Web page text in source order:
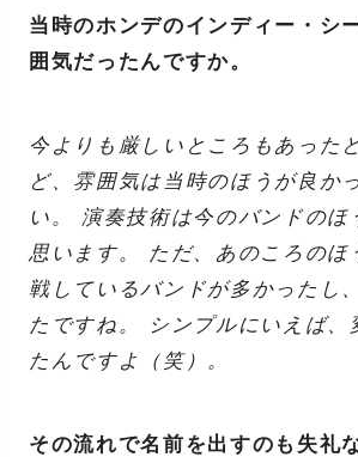
当時のホンデのインディー・シ
囲気だったんですか。
今よりも厳しいところもあった
ど、雰囲気は当時のほうが良か
い。 演奏技術は今のバンドのほ
思います。 ただ、あのころのほ
戦しているバンドが多かったし
たですね。 シンプルにいえば、
たんですよ（笑）。
その流れで名前を出すのも失礼